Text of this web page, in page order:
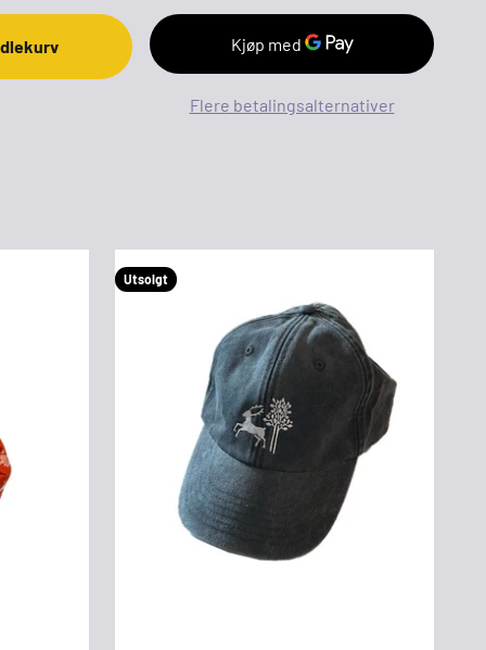
Flere betalingsalternativer
Utsolgt